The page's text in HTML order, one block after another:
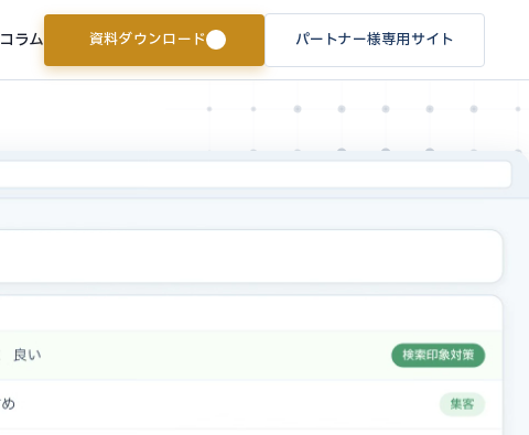
コラム 資料ダウンロード パートナー様専用サイト